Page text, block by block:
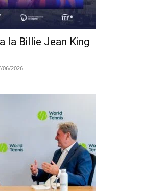
la Billie Jean King
06/2026